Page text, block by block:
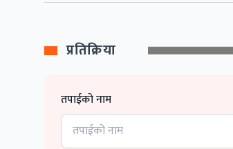
प्रतिक्रिया
तपाईको नाम